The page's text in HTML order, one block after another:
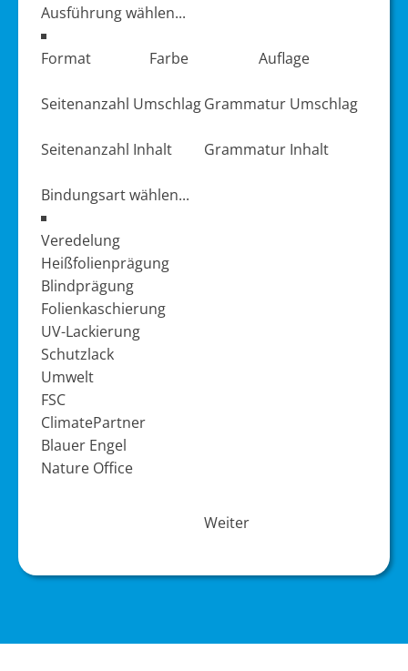
Produktdaten
Format Farbe Auflage
Seitenanzahl UmschlagGrammatur Umschlag
Seitenanzahl Inhalt Grammatur Inhalt
Veredelung
Heißfolienprägung
Blindprägung
Folienkaschierung
UV-Lackierung
Schutzlack
Umwelt
FSC
ClimatePartner
Blauer Engel
Nature Office
Weiter